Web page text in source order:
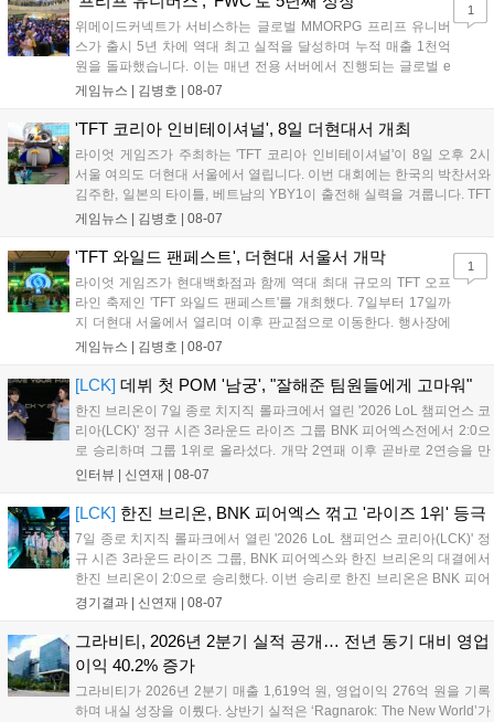
위메이드커넥트가 서비스하는 글로벌 MMORPG 프리프 유니버
스가 출시 5년 차에 역대 최고 실적을 달성하며 누적 매출 1천억
원을 돌파했습니다. 이는 매년 전용 서버에서 진행되는 글로벌 e
스포츠 대회 FWC의 영향이 큽니다. FWC는 이용자가 동일한 조
은 전년 대비 매출과 이용자 지표가 대폭 상승하는 성과를 냈습니
다. 오는 10월 필리핀 마닐라에서 총상금 11만 달러 규모의 제4회
FWC 그랜드 파이널이 개최될 예정이며, 위메이드커넥트는 이를
통해 커뮤니티 중심의 장기 성장 모델을 지속할 방침입니다....
게임뉴스 | 김병호 08-07
1
'TFT 코리아 인비테이셔널', 8일 더현대서 개최
라이엇 게임즈가 주최하는 'TFT 코리아 인비테이셔널'이 8일 오후 2시
서울 여의도 더현대 서울에서 열립니다. 이번 대회에는 한국의 박찬서와
김주한, 일본의 타이틀, 베트남의 YBY1이 출전해 실력을 겨룹니다. TFT
는 소속팀 없이 개인 자격으로 참가하는 독특한 대회 구조를 가지며, 누
17일까지 이어지는 이번 행사는 신규 세트 체험과 공연 등 다양한 즐길
거리를 제공하며, 이후 현대백화점 판교점에서도 행사가 이어질 예정입
니다. 연말에는 라스베이거스 오픈이 개최됩니다....
게임뉴스 | 김병호 08-07
'TFT 와일드 팬페스트', 더현대 서울서 개막
라이엇 게임즈가 현대백화점과 함께 역대 최대 규모의 TFT 오프
라인 축제인 'TFT 와일드 팬페스트'를 개최했다. 7일부터 17일까
지 더현대 서울에서 열리며 이후 판교점으로 이동한다. 행사장에
는 체험, 스페셜, 무대 존이 마련됐으며 8일 오후 2시 인비테이셔
연 등 다채로운 일정이 준비되어 있다. 사전 예약은 조기 마감될
만큼 큰 인기를 끌고 있다....
게임뉴스 | 김병호 08-07
1
[LCK] 데뷔 첫 POM '남궁', "잘해준 팀원들에게 고마워"
한진 브리온이 7일 종로 치지직 롤파크에서 열린 '2026 LoL 챔피언스 코
리아(LCK)' 정규 시즌 3라운드 라이즈 그룹 BNK 피어엑스전에서 2:0으
로 승리하며 그룹 1위로 올라섰다. 개막 2연패 이후 곧바로 2연승을 만
들어내면서 이어질 4라운드에 대한 기대감을 올렸다. 다음은 이날 데뷔
인터뷰 | 신연재 08-07
[LCK] 한진 브리온, BNK 피어엑스 꺾고 '라이즈 1위' 등극
7일 종로 치지직 롤파크에서 열린 '2026 LoL 챔피언스 코리아(LCK)' 정
규 시즌 3라운드 라이즈 그룹, BNK 피어엑스와 한진 브리온의 대결에서
한진 브리온이 2:0으로 승리했다. 이번 승리로 한진 브리온은 BNK 피어
엑스를 제치고 라이즈 그룹 1위로 올라섰다. 1세트, 한진 브리온이 '로머'
경기결과 | 신연재 08-07
그라비티, 2026년 2분기 실적 공개… 전년 동기 대비 영업
이익 40.2% 증가
그라비티가 2026년 2분기 매출 1,619억 원, 영업이익 276억 원을 기록
하며 내실 성장을 이뤘다. 상반기 실적은 ‘Ragnarok: The New World’가